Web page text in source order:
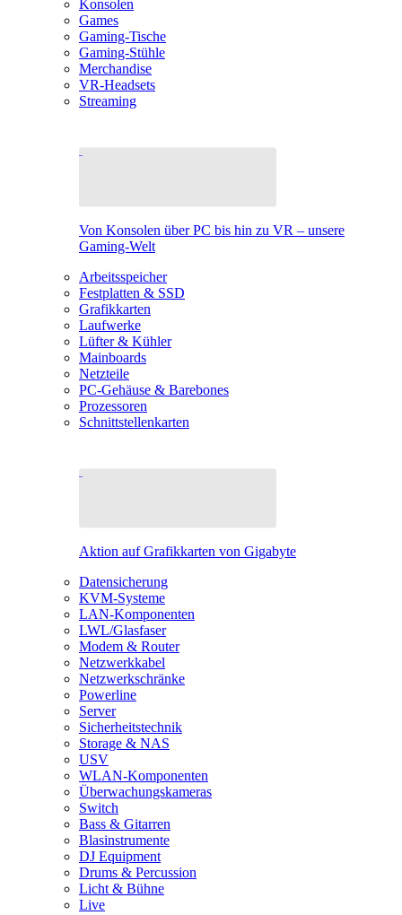
Konsolen
Games
Gaming-Tische
Gaming-Stühle
Merchandise
VR-Headsets
Streaming
Von Konsolen über PC bis hin zu VR – unsere
Gaming-Welt
Arbeitsspeicher
Festplatten & SSD
Grafikkarten
Laufwerke
Lüfter & Kühler
Mainboards
Netzteile
PC-Gehäuse & Barebones
Prozessoren
Schnittstellenkarten
Aktion auf Grafikkarten von Gigabyte
Datensicherung
KVM-Systeme
LAN-Komponenten
LWL/Glasfaser
Modem & Router
Netzwerkkabel
Netzwerkschränke
Powerline
Server
Sicherheitstechnik
Storage & NAS
USV
WLAN-Komponenten
Überwachungskameras
Switch
Bass & Gitarren
Blasinstrumente
DJ Equipment
Drums & Percussion
Licht & Bühne
Live